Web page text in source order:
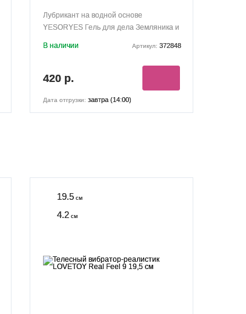
Лубрикант на водной основе
YESORYES Гель для дела Земляника и
В наличии Артикул: 372848
420 р.
Дата отгрузки: завтра (14:00)
19.5 см
4.2 см